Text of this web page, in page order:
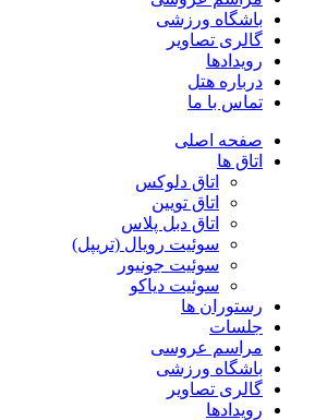
باشگاه ورزشی
گالری تصاویر
رویدادها
درباره هتل
تماس با ما
صفحه اصلی
اتاق ها
اتاق دلوکس
اتاق تویین
اتاق دبل پلاس
سوئیت رویال (تریپل)
سوئیت جونیور
سوئیت دیاکو
رستوران ها
جلسات
مراسم عروسی
باشگاه ورزشی
گالری تصاویر
رویدادها